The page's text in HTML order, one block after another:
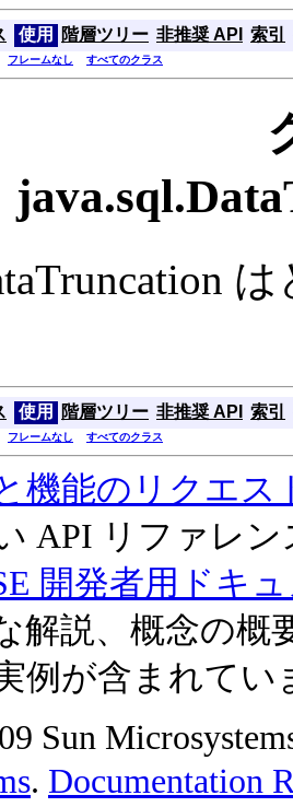
使用 階層ツリー 非推奨 API 索引
フレームなし すべてのクラス
使用 階層ツリー 非推奨 API 索引
フレームなし すべてのクラス
機能のリクエス
API リファレ
開発者用ドキ
解説、概念の概
例が含まれてい
Sun
. Documentation